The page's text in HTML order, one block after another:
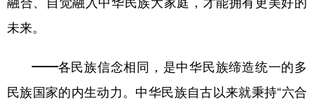
未来。
——各民族信念相同，是中华民族缔造统一的多
民族国家的内生动力。 中华民族自古以来就秉持“六合